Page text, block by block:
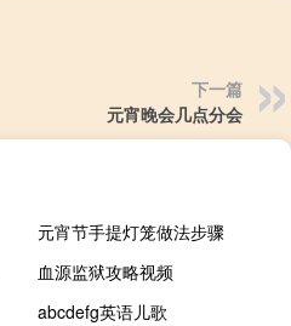
下一篇
元宵晚会几点分会
元宵节手提灯笼做法步骤
血源监狱攻略视频
abcdefg英语儿歌